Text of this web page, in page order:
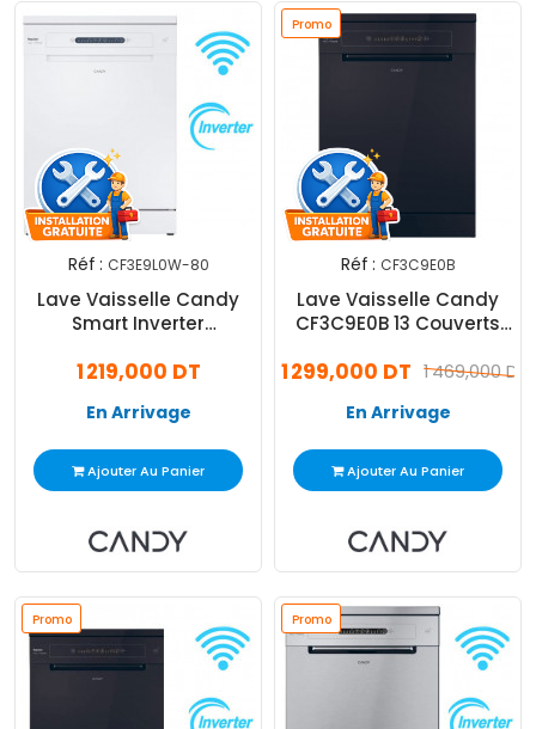
Réf : CF3E9L0W-80
Lave Vaisselle Candy
Smart Inverter
Couverts Blanc
1 219,000 DT
En Arrivage
Ajouter Au Panier
Promo
Réf : CF3C9E0B
Lave Vaisselle Candy
CF3C9E0B 13 Couverts
1 469,000 DT
1 299,000 DT
En Arrivage
Ajouter Au Panier
Promo Promo